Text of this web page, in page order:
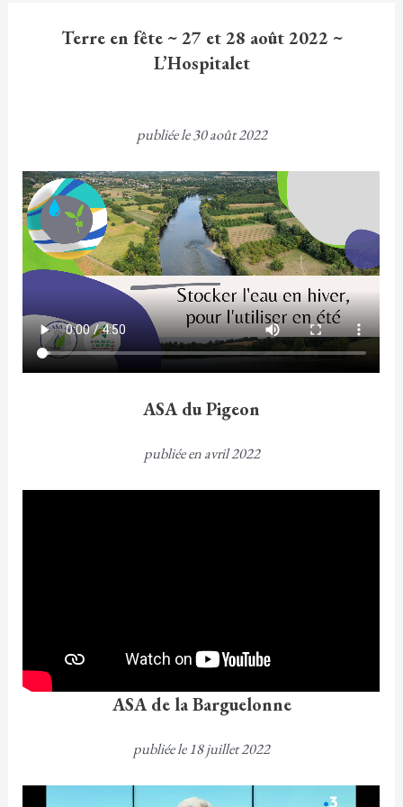
Terre en fête ~ 27 et 28 août 2022 ~
L’Hospitalet
publiée le 30 août 2022
ASA du Pigeon
publiée en avril 2022
ASA de la Barguelonne
publiée le 18 juillet 2022